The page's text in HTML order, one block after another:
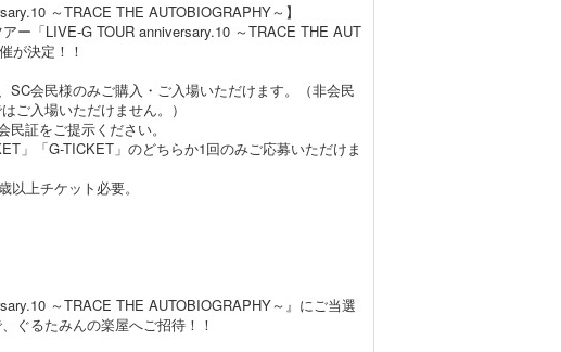
～TRACE THE AUTOBIOGRAPHY～】
ー「LIVE-G TOUR anniversary.10 ～TRACE THE AUT
が決定！！
SC会民様のみご購入・ご入場いただけます。（非会民
ご入場いただけません。）
証をご提示ください。
」「G-TICKET」のどちらか1回のみご応募いただけま
上チケット必要。
～TRACE THE AUTOBIOGRAPHY～』にご当選
ぐるたみんの楽屋へご招待！！